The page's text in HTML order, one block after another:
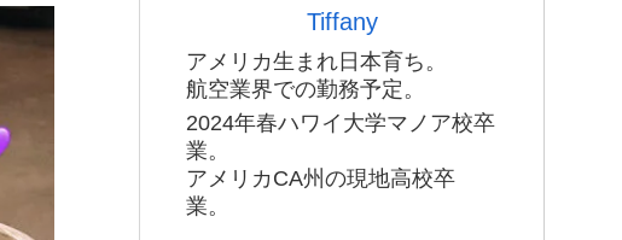
Tiffany
アメリカ生まれ日本育ち。
航空業界での勤務予定。
2024年春ハワイ大学マノア校卒
業。
アメリカCA州の現地高校卒
業。